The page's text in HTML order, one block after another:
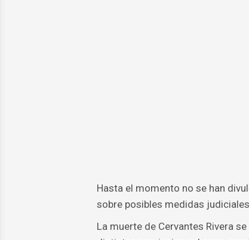
Hasta el momento no se han
sobre posibles medidas
La muerte de Cervantes Rivera